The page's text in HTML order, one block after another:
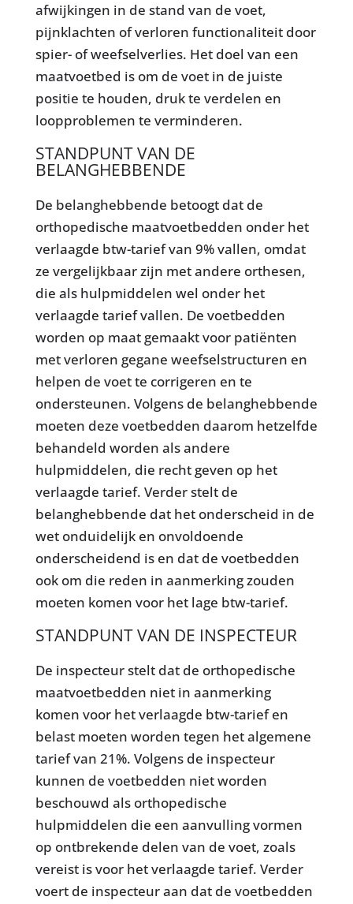
afwijkingen in de stand van de voet,
pijnklachten of verloren functionaliteit door
spier- of weefselverlies. Het doel van een
maatvoetbed is om de voet in de juiste
positie te houden, druk te verdelen en
loopproblemen te verminderen.
STANDPUNT VAN DE
BELANGHEBBENDE
De belanghebbende betoogt dat de
orthopedische maatvoetbedden onder het
verlaagde btw-tarief van 9% vallen, omdat
ze vergelijkbaar zijn met andere orthesen,
die als hulpmiddelen wel onder het
verlaagde tarief vallen. De voetbedden
worden op maat gemaakt voor patiënten
met verloren gegane weefselstructuren en
helpen de voet te corrigeren en te
ondersteunen. Volgens de belanghebbende
moeten deze voetbedden daarom hetzelfde
behandeld worden als andere
hulpmiddelen, die recht geven op het
verlaagde tarief. Verder stelt de
belanghebbende dat het onderscheid in de
wet onduidelijk en onvoldoende
onderscheidend is en dat de voetbedden
ook om die reden in aanmerking zouden
moeten komen voor het lage btw-tarief.
STANDPUNT VAN DE INSPECTEUR
De inspecteur stelt dat de orthopedische
maatvoetbedden niet in aanmerking
komen voor het verlaagde btw-tarief en
belast moeten worden tegen het algemene
tarief van 21%. Volgens de inspecteur
kunnen de voetbedden niet worden
beschouwd als orthopedische
hulpmiddelen die een aanvulling vormen
op ontbrekende delen van de voet, zoals
vereist is voor het verlaagde tarief. Verder
voert de inspecteur aan dat de voetbedden